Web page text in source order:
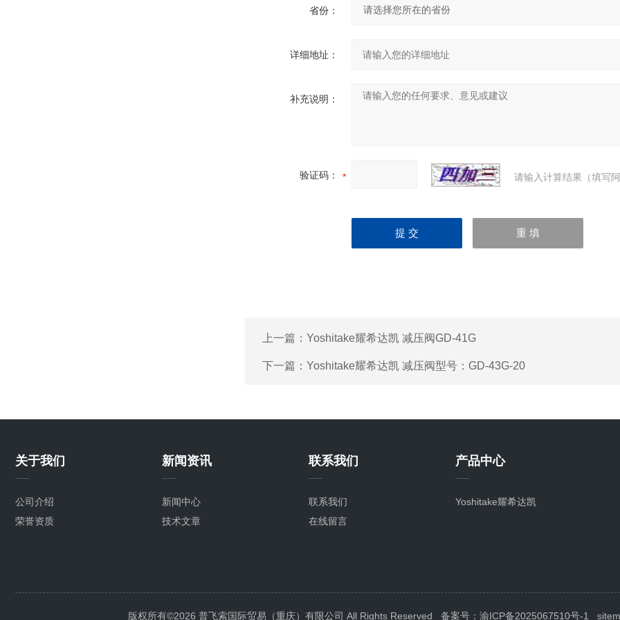
省份：
详细地址：
补充说明：
验证码： 请输入计算结果（填写
上一篇： Yoshitake耀希达凯 减压阀GD-41G
下一篇： Yoshitake耀希达凯 减压阀型号：GD-43G-20
关于我们
公司介绍
荣誉资质
新闻资讯
新闻中心
技术文章
联系我们
联系我们
在线留言
产品中心
Yoshitake耀希达凯
版权所有©2026 普飞索国际贸易（重庆）有限公司 All Rights Reserved 备案号：渝ICP备2025067510号-1